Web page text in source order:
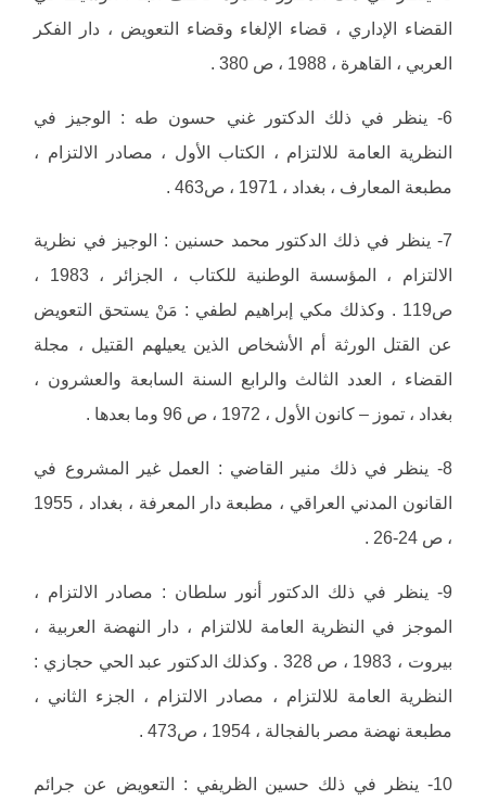
القضاء الإداري ، قضاء الإلغاء وقضاء التعويض ، دار الفكر
العربي ، القاهرة ، 1988 ، ص 380 .
6- ينظر في ذلك الدكتور غني حسون طه : الوجيز في
النظرية العامة للالتزام ، الكتاب الأول ، مصادر الالتزام ،
مطبعة المعارف ، بغداد ، 1971 ، ص463 .
7- ينظر في ذلك الدكتور محمد حسنين : الوجيز في نظرية
الالتزام ، المؤسسة الوطنية للكتاب ، الجزائر ، 1983 ،
ص119 . وكذلك مكي إبراهيم لطفي : مَنْ يستحق التعويض
عن القتل الورثة أم الأشخاص الذين يعيلهم القتيل ، مجلة
القضاء ، العدد الثالث والرابع السنة السابعة والعشرون ،
بغداد ، تموز – كانون الأول ، 1972 ، ص 96 وما بعدها .
8- ينظر في ذلك منير القاضي : العمل غير المشروع في
القانون المدني العراقي ، مطبعة دار المعرفة ، بغداد ، 1955
، ص 24-26 .
9- ينظر في ذلك الدكتور أنور سلطان : مصادر الالتزام ،
الموجز في النظرية العامة للالتزام ، دار النهضة العربية ،
بيروت ، 1983 ، ص 328 . وكذلك الدكتور عبد الحي حجازي :
النظرية العامة للالتزام ، مصادر الالتزام ، الجزء الثاني ،
مطبعة نهضة مصر بالفجالة ، 1954 ، ص473 .
10- ينظر في ذلك حسين الظريفي : التعويض عن جرائم